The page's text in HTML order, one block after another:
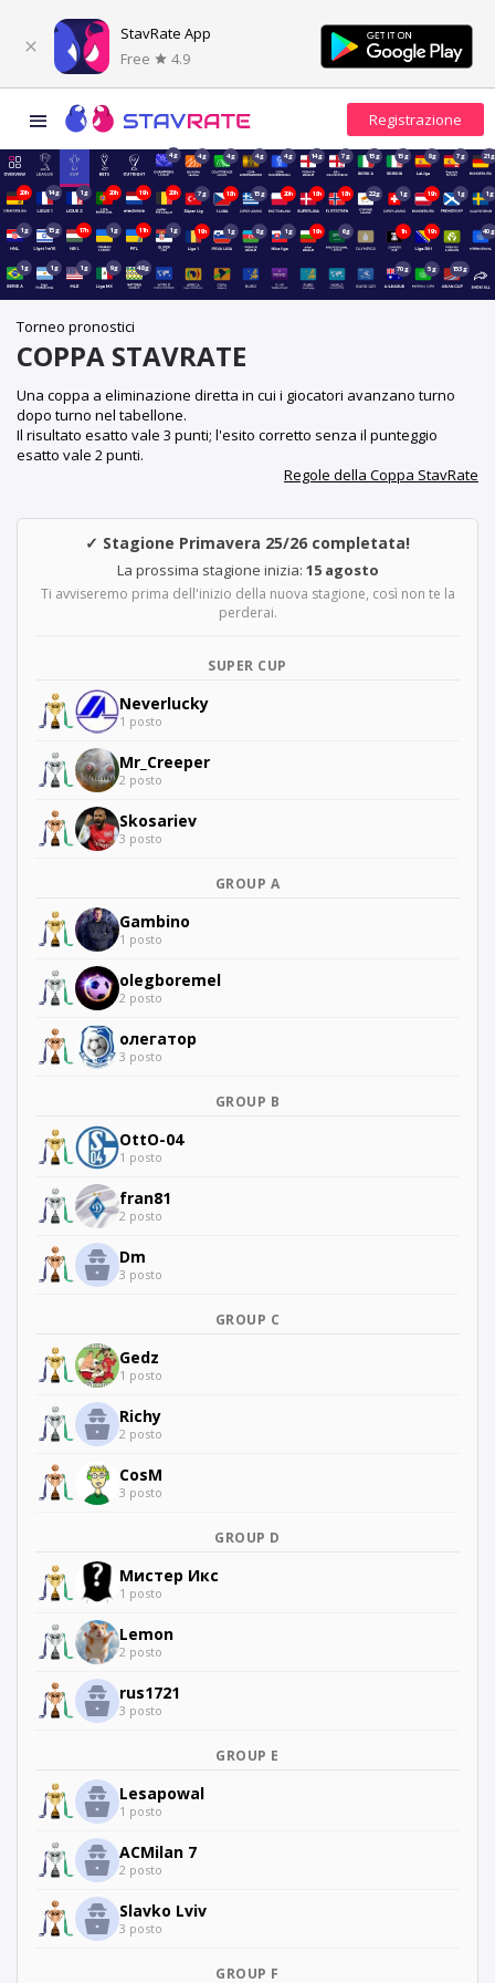
StavRate App
Free
4.9
4g 4g 4g 4g 4g 14g 7g 15g 15g 8g 7g 21g
20h 14g 1g 20h 19h 20h 7g 18h 15g 20h 18h 18h 22g 1g 19h 1g 1g
1g 15g 17h 1g 11h 1g 19h 1g 8g 1g 19h 6g 1h 19h 40g
1g 1g 1g 9g 48g 70g 5g 153g
Torneo pronostici
COPPA STAVRATE
Una coppa a eliminazione diretta in cui i giocatori avanzano turno
dopo turno nel tabellone.
Il risultato esatto vale 3 punti; l'esito corretto senza il punteggio
esatto vale 2 punti.
Regole della Coppa StavRate
✓ Stagione Primavera 25/26 completata!
La prossima stagione inizia: 15 agosto
Ti avviseremo prima dell'inizio della nuova stagione, così non te la
perderai.
SUPER CUP
Neverlucky
1 posto
Mr_Creeper
2 posto
Skosariev
3 posto
GROUP A
Gambino
1 posto
olegboremel
2 posto
олегатор
3 posto
GROUP B
OttO-04
1 posto
fran81
2 posto
Dm
3 posto
GROUP C
Gedz
1 posto
Richy
2 posto
CosM
3 posto
GROUP D
Мистер Икс
1 posto
Lemon
2 posto
rus1721
3 posto
GROUP E
Lesapowal
1 posto
ACMilan 7
2 posto
Slavko Lviv
3 posto
GROUP F